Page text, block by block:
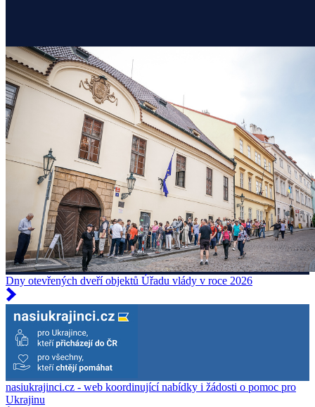
Dny otevřených dveří objektů Úřadu vlády v roce 2026
nasiukrajinci.cz - web koordinující nabídky i žádosti o pomoc pro
Ukrajinu